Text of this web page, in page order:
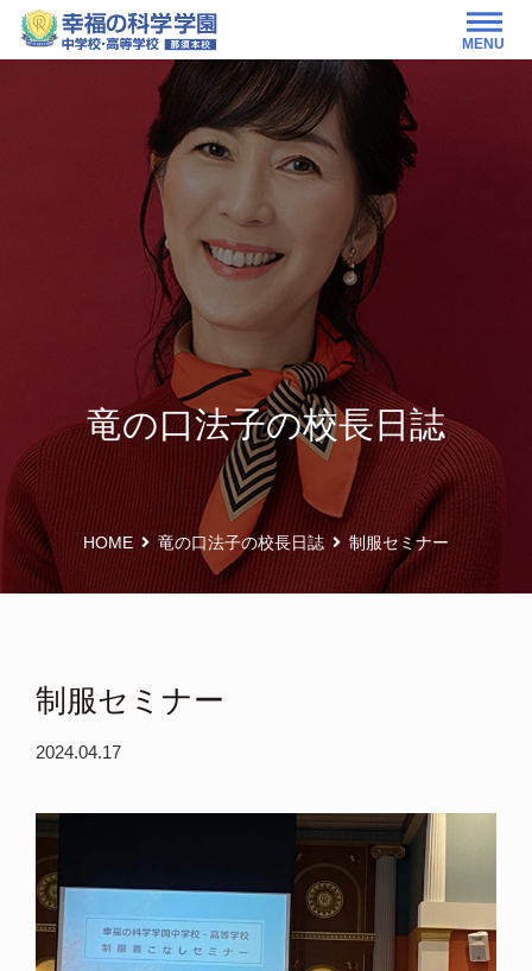
MENU
竜の口法子の校長日誌
HOME 竜の口法子の校長日誌 制服セミナー
制服セミナー
2024.04.17